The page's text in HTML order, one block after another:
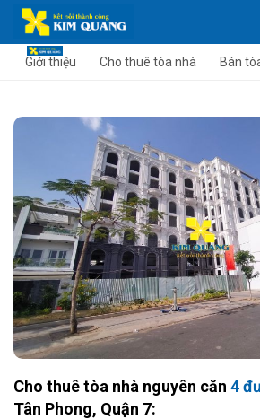
Giới thiệu Cho thuê tòa nhà Bán
Cho thuê tòa nhà nguyên căn 4
Tân Phong, Quận 7: